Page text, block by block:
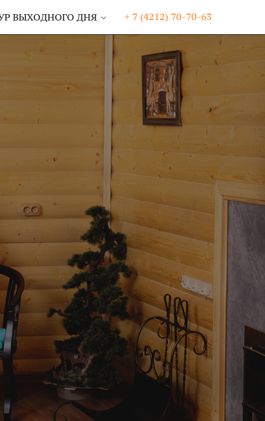
ВЫХОДНОГО ДНЯ + 7 (4212) 70-70-63